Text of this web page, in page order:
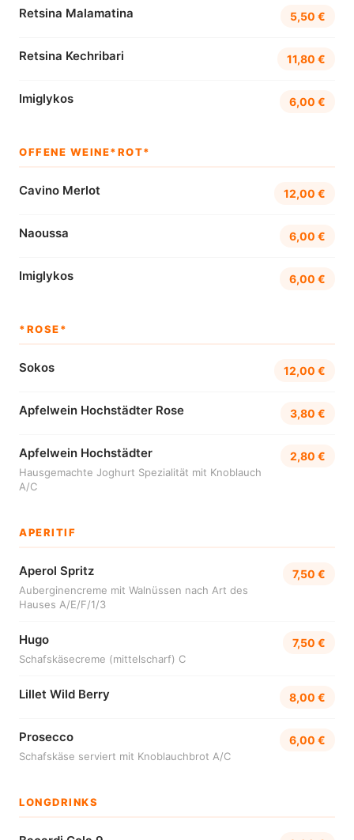
Retsina Malamatina 5,50 €
Retsina Kechribari 11,80 €
Imiglykos 6,00 €
OFFENE WEINE*ROT*
Cavino Merlot 12,00 €
Naoussa 6,00 €
Imiglykos 6,00 €
*ROSE*
Sokos 12,00 €
Apfelwein Hochstädter Rose 3,80 €
Apfelwein Hochstädter
Hausgemachte Joghurt Spezialität mit Knoblauch
A/C
2,80 €
APERITIF
Aperol Spritz
Auberginencreme mit Walnüssen nach Art des
Hauses A/E/F/1/3
7,50 €
Hugo
Schafskäsecreme (mittelscharf) C
7,50 €
Lillet Wild Berry 8,00 €
Prosecco
Schafskäse serviert mit Knoblauchbrot A/C
6,00 €
LONGDRINKS